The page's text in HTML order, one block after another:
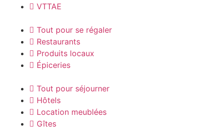
VTTAE
Tout pour se régaler
Restaurants
Produits locaux
Épiceries
Tout pour séjourner
Hôtels
Location meublées
Gîtes